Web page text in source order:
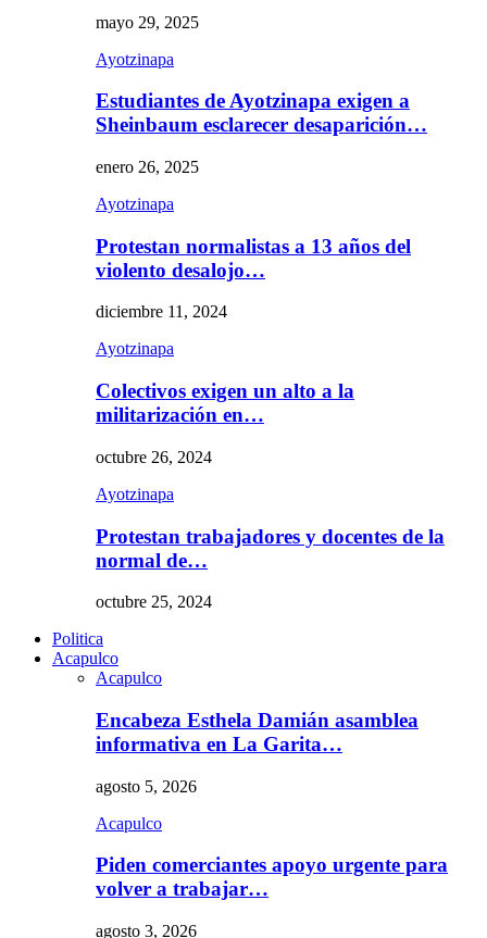
mayo 29, 2025
Ayotzinapa
Estudiantes de Ayotzinapa exigen a
Sheinbaum esclarecer desaparición…
enero 26, 2025
Ayotzinapa
Protestan normalistas a 13 años del
violento desalojo…
diciembre 11, 2024
Ayotzinapa
Colectivos exigen un alto a la
militarización en…
octubre 26, 2024
Ayotzinapa
Protestan trabajadores y docentes de la
normal de…
octubre 25, 2024
Politica
Acapulco
Acapulco
Encabeza Esthela Damián asamblea
informativa en La Garita…
agosto 5, 2026
Acapulco
Piden comerciantes apoyo urgente para
volver a trabajar…
agosto 3, 2026